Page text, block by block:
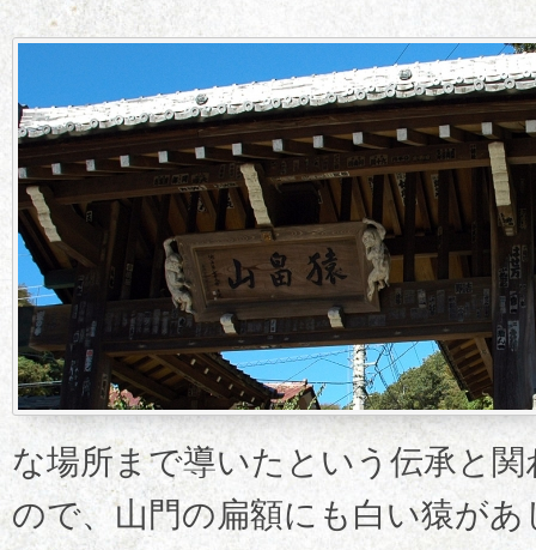
な場所まで導いたという伝承と
ので、山門の扁額にも白い猿が